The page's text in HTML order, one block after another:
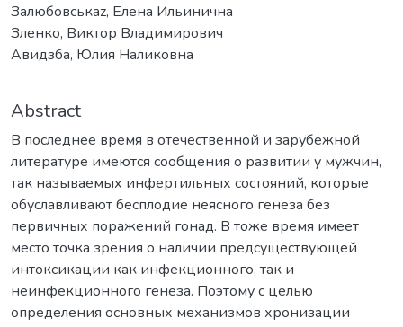
Залюбовськаz, Елена Ильинична
Зленко, Виктор Владимирович
Авидзба, Юлия Наликовна
Abstract
В последнее время в отечественной и зарубежной
литературе имеются сообщения о развитии у мужчин,
так называемых инфертильных состояний, которые
обуславливают бесплодие неясного генеза без
первичных поражений гонад. В тоже время имеет
место точка зрения о наличии предсуществующей
интоксикации как инфекционного, так и
неинфекционного генеза. Поэтому с целью
определения основных механизмов хронизации